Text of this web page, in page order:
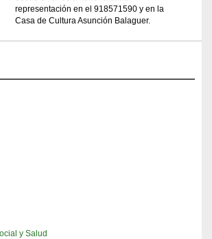
representación en el 918571590 y en la
Casa de Cultura Asunción Balaguer.
y Salud